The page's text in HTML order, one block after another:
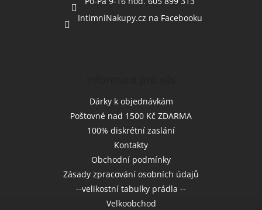
IntimniNakupy.cz na Facebooku
Dárky k objednávkám
Poštovné nad 1500 Kč ZDARMA
100% diskrétní zaslání
Kontakty
Obchodní podmínky
Zásady zpracování osobních údajů
--velikostní tabulky prádla --
Velkoobchod